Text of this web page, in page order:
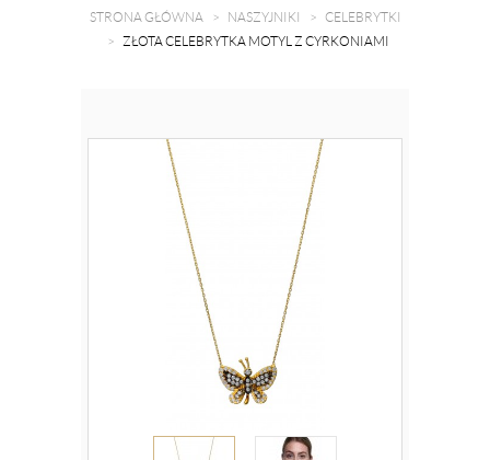
STRONA GŁÓWNA NASZYJNIKI
CELEBRYTKI
ZŁOTA CELEBRYTKA MOTYL Z CYRKONIAMI